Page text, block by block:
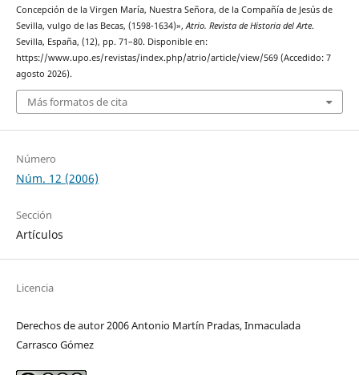
Concepción de la Virgen María, Nuestra Señora, de la Compañía de Jesús de
Sevilla, vulgo de las Becas, (1598-1634)», Atrio. Revista de Historia del Arte.
Sevilla, España, (12), pp. 71–80. Disponible en:
https://www.upo.es/revistas/index.php/atrio/article/view/569 (Accedido: 7
agosto 2026).
Más formatos de cita
Número
Núm. 12 (2006)
Sección
Artículos
Licencia
Derechos de autor 2006 Antonio Martín Pradas, Inmaculada
Carrasco Gómez